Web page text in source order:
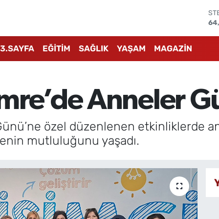
3.SAYFA EĞİTİM SAĞLIK YAŞAM MAGAZİN
Anneler
özel düzenlenen etkinliklerde
mutluluğunu yaşadı.